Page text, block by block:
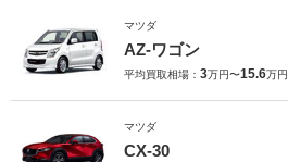
マツダ
AZ-ワゴン
平均買取相場： 3万円〜15.6万円
マツダ
CX-30